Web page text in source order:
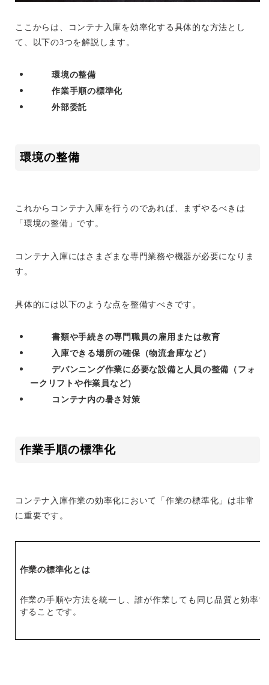
ここからは、コンテナ入庫を効率化する具体的な方法とし
て、以下の3つを解説します。
環境の整備
作業手順の標準化
外部委託
環境の整備
これからコンテナ入庫を行うのであれば、まずやるべきは
「環境の整備」です。
コンテナ入庫にはさまざまな専門業務や機器が必要になりま
す。
具体的には以下のような点を整備すべきです。
書類や手続きの専門職員の雇用または教育
入庫できる場所の確保（物流倉庫など）
デバンニング作業に必要な設備と人員の整備（フォ
ークリフトや作業員など）
コンテナ内の暑さ対策
作業手順の標準化
コンテナ入庫作業の効率化において「作業の標準化」は非常
に重要です。
作業の標準化とは
作業の手順や方法を統一し、誰が作業しても同じ品質と効率
することです。